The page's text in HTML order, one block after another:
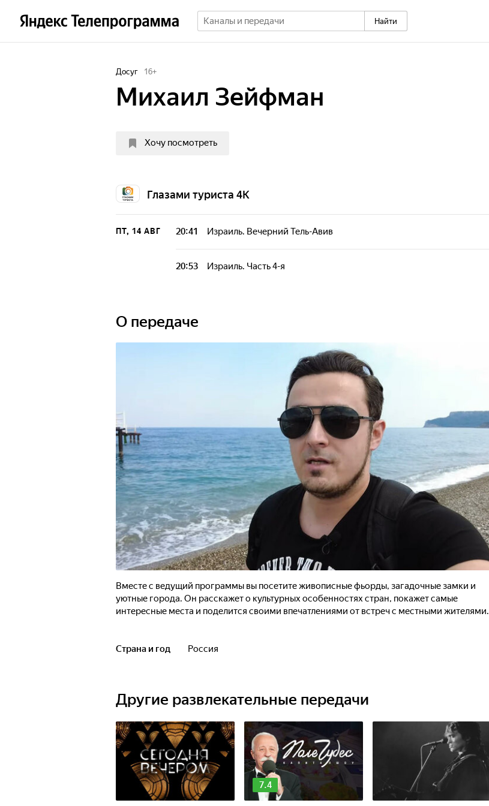
Найти
Досуг 16+
Михаил Зейфман
Хочу посмотреть
Глазами туриста 4К
ПТ, 14 АВГ 20:41 Израиль. Вечерний Тель-Авив
20:53 Израиль. Часть 4-я
О передаче
Вместе с ведущий программы вы посетите живописные фьорды, загадочные замки и
уютные города. Он расскажет о культурных особенностях стран, покажет самые
интересные места и поделится своими впечатлениями от встреч с местными жителями.
Страна и год Россия
Другие развлекательные передачи
7.4